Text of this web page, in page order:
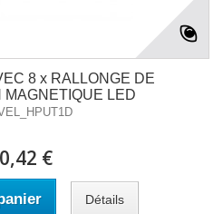
8 x RALLONGE DE
MAGNETIQUE LED
€
Détails